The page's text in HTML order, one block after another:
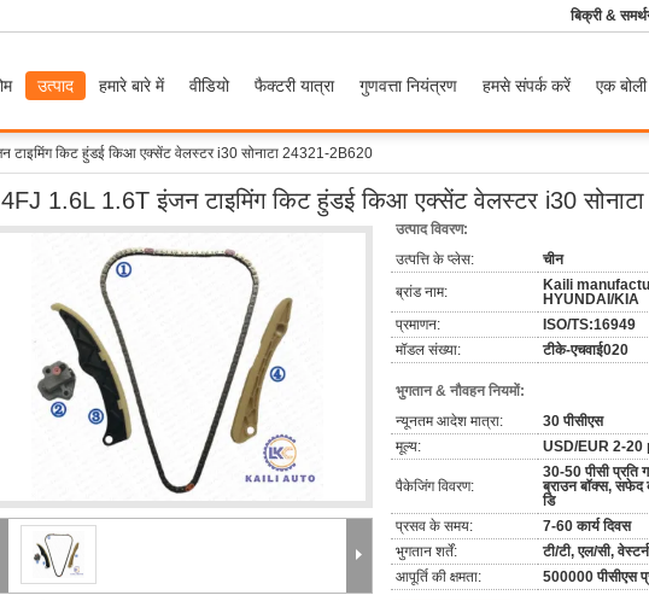
बिक्री &
उत्पाद हमारे बारे में वीडियो फैक्टरी यात्रा गुणवत्ता नियंत्रण हमसे संपर्क करें एक
टाइमिंग किट हुंडई किआ एक्सेंट वेलस्टर i30 सोनाटा 24321-2B620
1.6L 1.6T इंजन टाइमिंग किट हुंडई किआ एक्सेंट वेलस्टर i30
उत्पाद विवरण:
उत्पत्ति के प्लेस:
चीन
ब्रांड नाम:
Kaili
HYUNDAI/KIA
प्रमाणन:
ISO/TS:16949
मॉडल संख्या:
टीके-एचवाई020
भुगतान & नौवहन नियमों:
न्यूनतम आदेश मात्रा:
30 पीसीएस
मूल्य:
USD/EUR 2-20
पैकेजिंग विवरण:
30-50 पीसी प्रति
ब्राउन बॉक्स, सफेद
डि
प्रसव के समय:
7-60 कार्य दिवस
भुगतान शर्तें:
टी/टी, एल/सी,
आपूर्ति की क्षमता:
500000 पीसीएस